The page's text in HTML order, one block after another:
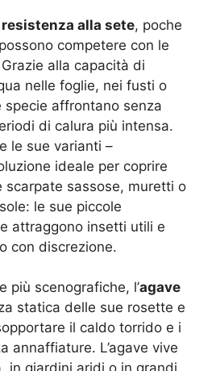
resistenza alla sete, poche
competere con le
alla capacità di
nelle foglie, nei fusti o
specie affrontano senza
di calura più intensa.
le sue varianti –
ideale per coprire
scarpate sassose, muretti o
le sue piccole
attraggono insetti utili e
con discrezione.
più scenografiche, l’agave
statica delle sue rosette e
il caldo torrido e i
annaffiature. L’agave vive
in giardini aridi o in grandi